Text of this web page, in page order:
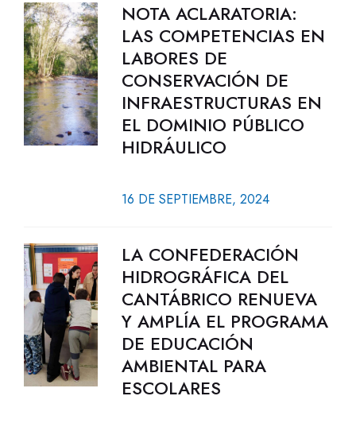
NOTA ACLARATORIA:
LAS COMPETENCIAS EN
LABORES DE
CONSERVACIÓN DE
INFRAESTRUCTURAS EN
EL DOMINIO PÚBLICO
HIDRÁULICO
16 DE SEPTIEMBRE, 2024
LA CONFEDERACIÓN
HIDROGRÁFICA DEL
CANTÁBRICO RENUEVA
Y AMPLÍA EL PROGRAMA
DE EDUCACIÓN
AMBIENTAL PARA
ESCOLARES